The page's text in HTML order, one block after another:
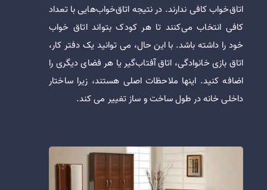
اتاق‌خواب کافی ندارند. در نتیجه اتاق‌خواب‌هایی با تعداد
کافی انتخاب می‌کنند تا هر کودک بتواند اتاق خواب
خود را داشته باشد. با این حال، می توانید یک دفتر کار،
اتاق بازی خانوادگی، اتاق آفتاب‌گیر یا هر فضای دیگری را
اضافه کنید. اینها ملاحظات اصلی هستند، زیرا ساختار
داخلی خانه در طول ساخت و ساز تغییر می کند.